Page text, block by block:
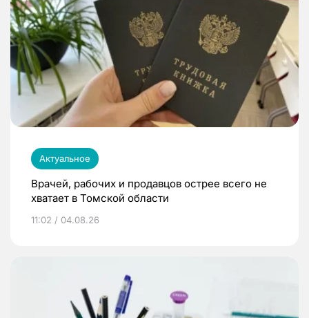
Актуальное
Врачей, рабочих и продавцов острее всего не
хватает в Томской области
11:02 / 04.08.26